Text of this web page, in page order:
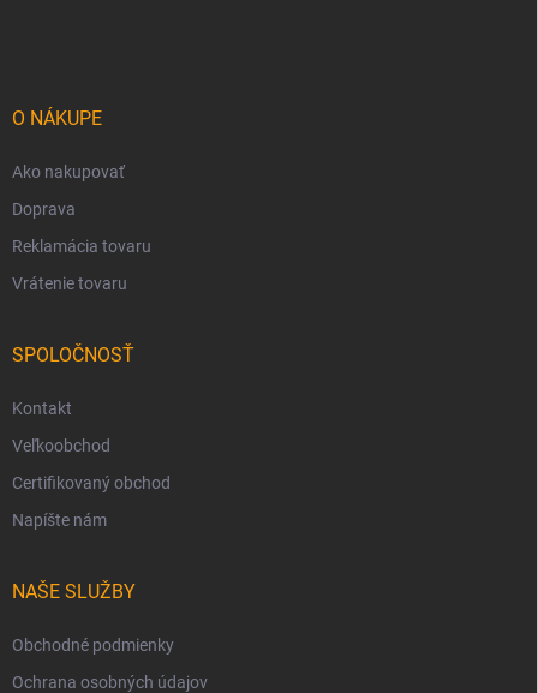
O NÁKUPE
Ako nakupovať
Doprava
Reklamácia tovaru
Vrátenie tovaru
SPOLOČNOSŤ
Kontakt
Veľkoobchod
Certifikovaný obchod
Napíšte nám
NAŠE SLUŽBY
Obchodné podmienky
Ochrana osobných údajov